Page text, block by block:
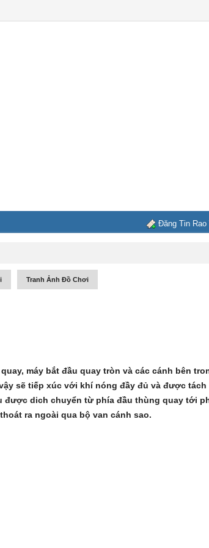
Đăng Tin Rao
Tranh Ảnh Đồ Chơi
máy bắt đầu quay tròn và các cánh bên
sẽ tiếp xúc với khí nóng đầy đủ và được tách
được dich chuyển từ phía đầu thùng quay tới
ra ngoài qua bộ van cánh sao.